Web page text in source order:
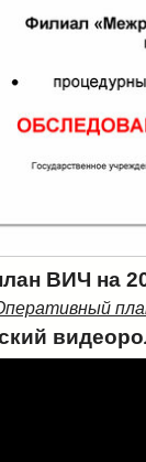
ВИЧ на